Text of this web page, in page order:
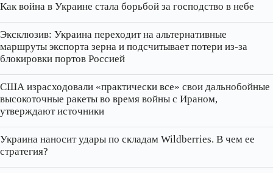
Как война в Украине стала борьбой за господство в небе
Эксклюзив: Украина переходит на альтернативные
маршруты экспорта зерна и подсчитывает потери из‑за
блокировки портов Россией
США израсходовали «практически все» свои дальнобойные
высокоточные ракеты во время войны с Ираном,
утверждают источники
Украина наносит удары по складам Wildberries. В чем ее
стратегия?